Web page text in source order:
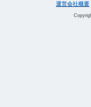
運営会社概要